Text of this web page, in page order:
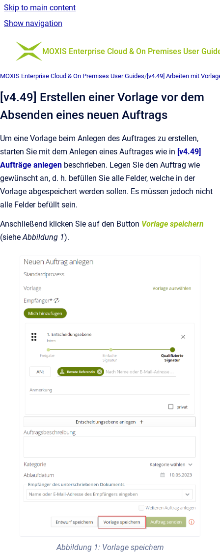
Skip to main content
Show navigation
Go to homepage
MOXIS Enterprise Cloud & On Premises User
MOXIS Enterprise Cloud & On Premises User Guides/ [v4.49] Arbeiten mit
[v4.49] Erstellen einer Vorlage vor dem
Absenden eines neuen Auftrags
Um eine Vorlage beim Anlegen des Auftrages zu erstellen,
starten Sie mit dem Anlegen eines Auftrages wie in [v4.49]
Aufträge anlegen beschrieben. Legen Sie den Auftrag wie
gewünscht an, d. h. befüllen Sie alle Felder, welche in der
Vorlage abgespeichert werden sollen. Es müssen jedoch nicht
alle Felder befüllt sein.
Anschließend klicken Sie auf den Button Vorlage speichern
(sieheAbbildung 1).
Abbildung 1: Vorlage speichern